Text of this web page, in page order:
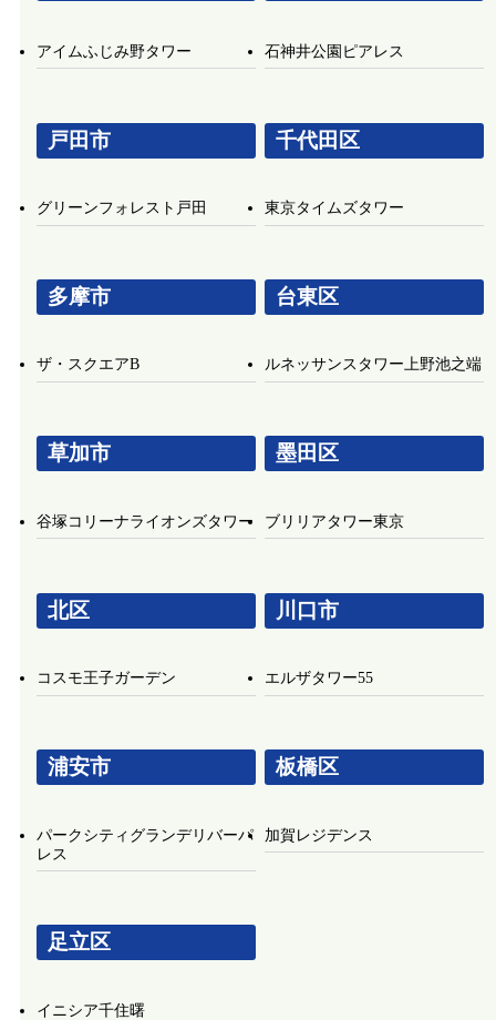
アイムふじみ野タワー 石神井公園ピアレス
戸田市
グリーンフォレスト戸田
千代田区
東京タイムズタワー
多摩市
ザ・スクエアB
台東区
ルネッサンスタワー上野池之端
草加市
谷塚コリーナライオンズタワー
墨田区
ブリリアタワー東京
北区
コスモ王子ガーデン
川口市
エルザタワー55
浦安市
パークシティグランデリバーパ
レス
板橋区
加賀レジデンス
足立区
イニシア千住曙